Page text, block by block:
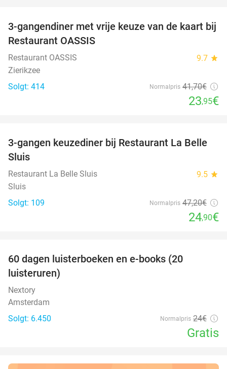
43%
3-gangendiner met vrije keuze van de kaart bij
Restaurant OASSIS
Restaurant OASSIS 9.7 star
Zierikzee
Solgt: 414
Normalpris 41,70€
23,95€
47%
3-gangen keuzediner bij Restaurant La Belle
Sluis
Restaurant La Belle Sluis 9.5 star
Sluis
Solgt: 109
Normalpris 47,20€
24,90€
60 dagen luisterboeken en e-books (20
luisteruren)
Nextory
Amsterdam
Solgt: 6.450
Normalpris 24€
Gratis